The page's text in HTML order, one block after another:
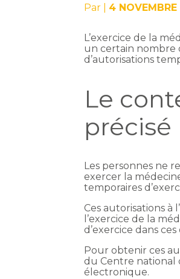
Par 4
L’exercice de la
un certain nombre
d’autorisations
Le
précisé
Les personnes ne
exercer la
temporaires
Ces autorisations
l’exercice de la
d’exercice dans
Pour obtenir ces
du Centre national
électronique.